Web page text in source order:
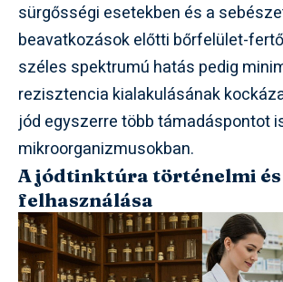
sürgősségi esetekben és a
beavatkozások előtti bőrfelület-
széles spektrumú hatás pedig
rezisztencia kialakulásának
jód egyszerre több támadáspontot
mikroorganizmusokban.
A jódtinktúra történelmi
felhasználása